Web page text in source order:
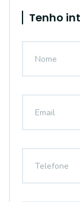
Tenho